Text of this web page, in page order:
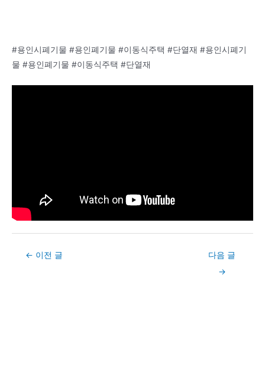
#용인시폐기물 #용인폐기물 #이동식주택 #단열재 #용인시폐기
물 #용인폐기물 #이동식주택 #단열재
Post← 이전 글
다음 글
→